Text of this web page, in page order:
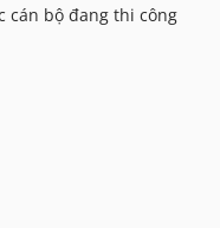
cán bộ đang thi công